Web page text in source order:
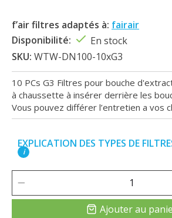
f’air filtres adaptés à: fairair
Disponibilité:
En stock
SKU: WTW-DN100-10xG3
10 PCs G3 Filtres pour bouche
à chaussette à insérer derrière les
Vous pouvez différer l’entretien a vos
EXPLICATION DES TYPES DE
i
Ajouter au